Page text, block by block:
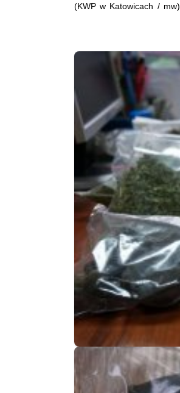
(KWP w Katowicach / mw)